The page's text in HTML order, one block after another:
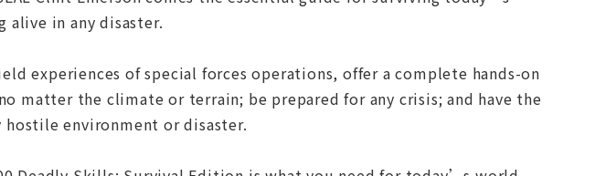
in any disaster.
experiences of special forces operations, offer a complete hands-on
matter the climate or terrain; be prepared for any crisis; and have the
environment or disaster.